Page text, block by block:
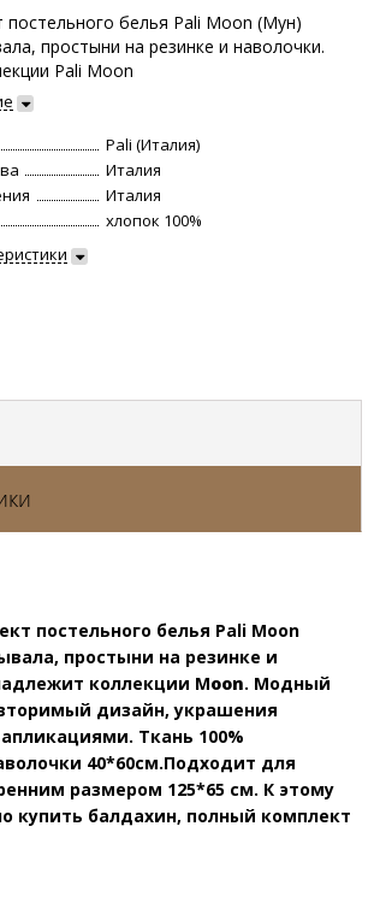
белья Pali Moon (Мун)​
простыни на резинке и наволочки.
Pali Moon​
Pali (Италия)
Италия
Италия
хлопок 100%
постельного белья Pali Moon
простыни на резинке и
коллекции Moon. Модный
дизайн, украшения
Ткань 100%
40*60см.Подходит для
размером 125*65 см. К этому
купить балдахин, полный комплект